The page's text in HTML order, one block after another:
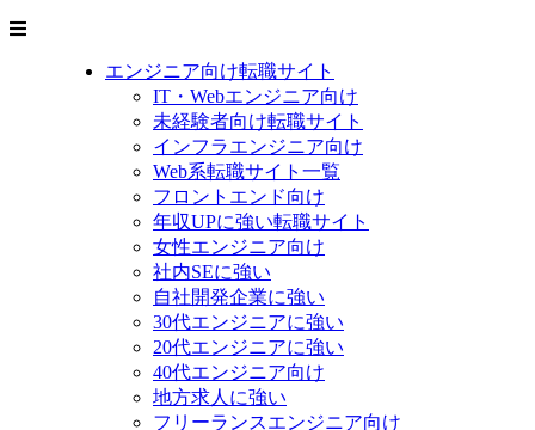
エンジニア向け転職サイト
IT・Webエンジニア向け
未経験者向け転職サイト
インフラエンジニア向け
Web系転職サイト一覧
フロントエンド向け
年収UPに強い転職サイト
女性エンジニア向け
社内SEに強い
自社開発企業に強い
30代エンジニアに強い
20代エンジニアに強い
40代エンジニア向け
地方求人に強い
フリーランスエンジニア向け